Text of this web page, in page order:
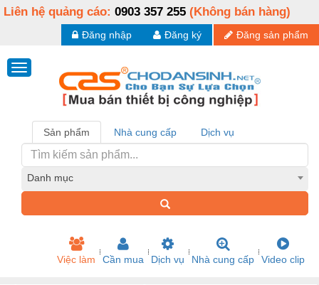
Liên hệ quảng cáo: 0903 357 255 (Không bán hàng)
Đăng sản phẩm
Đăng ký
Đăng nhập
Sản phẩm Nhà cung cấp Dịch vụ
Danh mục
Việc làm Cần mua Dịch vụ Nhà cung cấp Video clip